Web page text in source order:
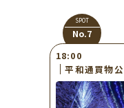
SPOT
No.7
18:00
平和通買物